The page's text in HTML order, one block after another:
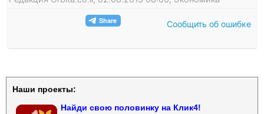
Сообщить об ошибке
Наши проекты:
Найди свою половинку на Клик4!